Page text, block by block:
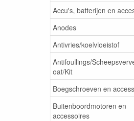
Accu's, batterijen en
Anodes
Antivries/koelvloeistof
Antifoullings/
oat/Kit
Boegschroeven en
Buitenboordmotoren en
accessoires